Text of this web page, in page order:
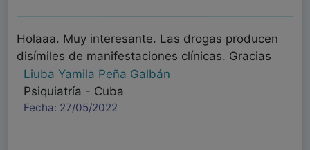
Holaaa. Muy interesante. Las drogas producen
disímiles de manifestaciones clínicas. Gracias
Liuba Yamila Peña Galbán
Psiquiatría - Cuba
Fecha: 27/05/2022